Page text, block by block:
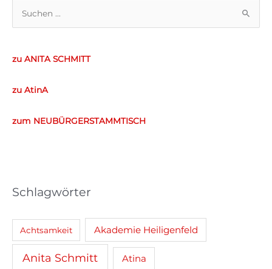
h
zu ANITA SCHMITT
zu AtinA
zum NEUBÜRGERSTAMMTISCH
Schlagwörter
Achtsamkeit Akademie Heiligenfeld
Anita Schmitt Atina